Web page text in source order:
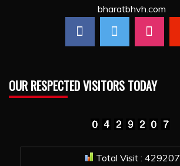
bharatbhvh.com
OUR RESPECTED VISITORS TODAY
Total Visit : 429207